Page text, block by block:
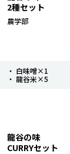
2種セット
農学部
・ 白味噌×1
・ 龍谷米×5
龍谷の味
CURRYセット